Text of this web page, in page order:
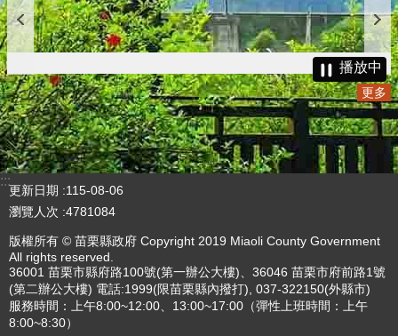
播放中
更多
:::
更新日期
115-08-06
瀏覽人次 4781084
版權所有 © 苗栗縣政府 Copyright 2019 Miaoli County Government
All rights reserved.
36001 苗栗市縣府路100號(第一辦公大樓)、36046 苗栗市府前路1號
(第二辦公大樓) 電話:1999(限苗栗縣內撥打), 037-322150(外縣市)
服務時間：上午8:00~12:00、13:00~17:00（彈性上班時間：上午
8:00~8:30）